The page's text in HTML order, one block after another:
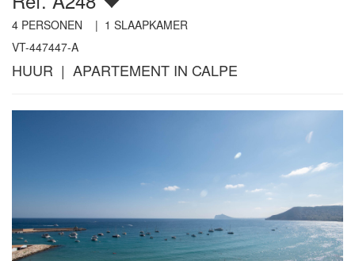
4 PERSONEN | 1 SLAAPKAMER
VT-447447-A
HUUR | APARTEMENT IN CALPE